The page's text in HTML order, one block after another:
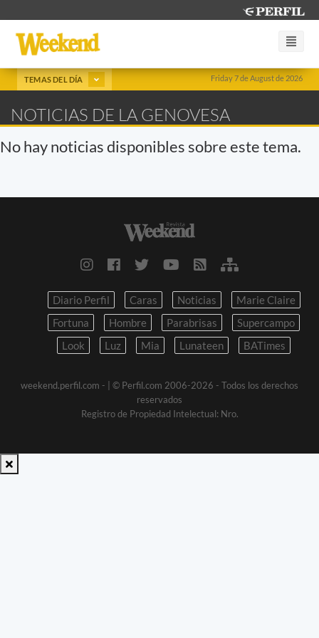
Friday 7 de August de 2026
TEMAS DEL DÍA
NOTICIAS DE LA GENOVESA
No hay noticias disponibles sobre este tema.
Diario Perfil Caras Noticias
Marie Claire
Fortuna
Hombre Parabrisas
Supercampo
Look
Luz Mia Lunateen BATimes
weekend.perfil.com -
| © Perfil.com 2006-2026 - Todos los derechos
reservados
Registro de Propiedad Intelectual: Nro.